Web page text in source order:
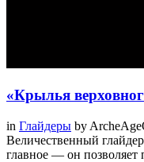
«Крылья
in Глайдеры by
Величественный
главное — он позволяет